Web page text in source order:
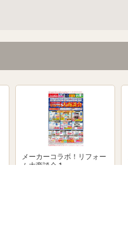
メーカーコラボ！リフォー
ム大商談会 1